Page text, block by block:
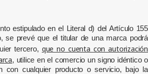
estipulado en el Literal d) del Artículo 155
se prevé que el titular de una marca podrá
tercero, que no cuenta con autorización
, utilice en el comercio un signo idéntico o
con cualquier producto o servicio, bajo la